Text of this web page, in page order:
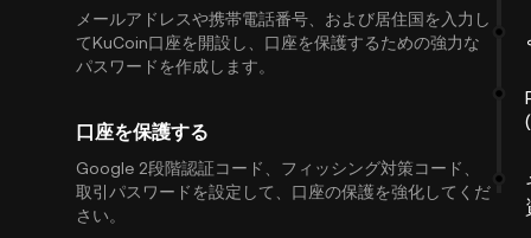
メールアドレスや携帯電話番号、および居住国を入力し
てKuCoin口座を開設し、口座を保護するための強力な
パスワードを作成します。
口座を保護する
Google 2段階認証コード、フィッシング対策コード、
取引パスワードを設定して、口座の保護を強化してくだ
さい。